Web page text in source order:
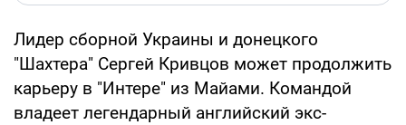
Лидер сборной Украины и донецкого
"Шахтера" Сергей Кривцов может продолжить
карьеру в "Интере" из Майами. Командой
владеет легендарный английский экс-